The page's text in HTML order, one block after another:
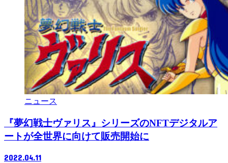
ニュース
『夢幻戦士ヴァリス』シリーズのNFTデジタルア
ートが全世界に向けて販売開始に
2022.04.11